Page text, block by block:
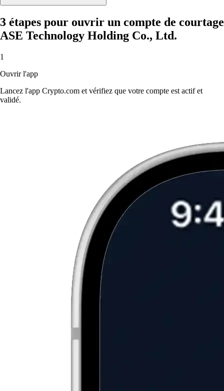
3 étapes pour ouvrir un compte de courtage
ASE Technology Holding Co., Ltd.
1
Ouvrir l'app
Lancez l'app Crypto.com et vérifiez que votre compte est actif et
validé.